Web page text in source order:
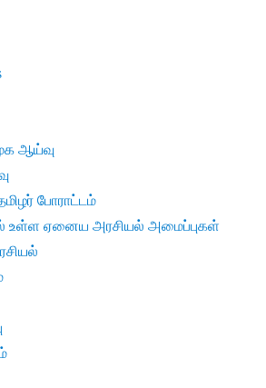
ஆய்வு
போராட்டம்
உள்ள ஏனைய அரசியல் அமைப்புகள்